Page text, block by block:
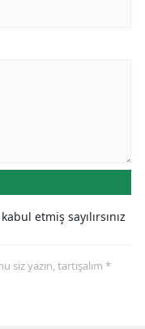
etmiş sayılırsınız
siz yazın, tartışalım *